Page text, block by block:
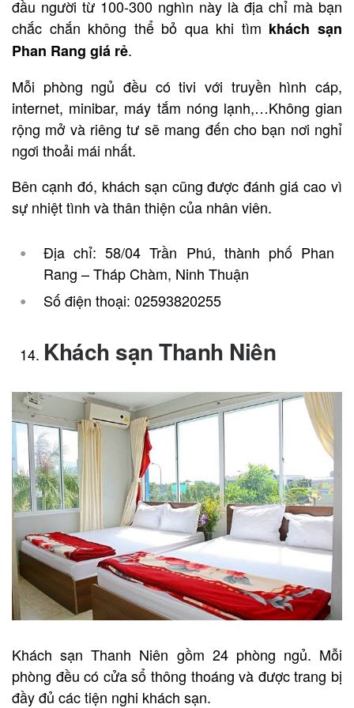
đầu người từ 100-300 nghìn này là địa chỉ mà bạn
chắc chắn không thể bỏ qua khi tìm khách sạn
Phan Rang giá rẻ.
Mỗi phòng ngủ đều có tivi với truyền hình cáp,
internet, minibar, máy tắm nóng lạnh,…Không gian
rộng mở và riêng tư sẽ mang đến cho bạn nơi nghỉ
ngơi thoải mái nhất.
Bên cạnh đó, khách sạn cũng được đánh giá cao vì
sự nhiệt tình và thân thiện của nhân viên.
Địa chỉ: 58/04 Trần Phú, thành phố Phan
Rang – Tháp Chàm, Ninh Thuận
Số điện thoại: 02593820255
Khách sạn Thanh Niên
Khách sạn Thanh Niên gồm 24 phòng ngủ. Mỗi
phòng đều có cửa sổ thông thoáng và được trang bị
đầy đủ các tiện nghi khách sạn.